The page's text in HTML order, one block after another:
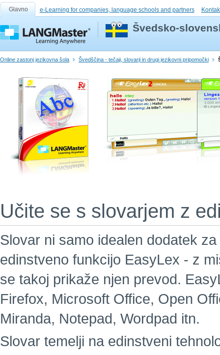
Glavno e-Learning for companies, language schools and partners
Švedsko-
Online zastonj jezikovna šola Švedščina - tečaji, slovarji in drugi jezikovni pripomočki
Učite se s slovarjem z
Slovar ni samo idealen dodatek
edinstveno funkcijo EasyLex - z
se takoj prikaže njen prevod.
Firefox, Microsoft Office, Open
Miranda, Notepad, Wordpad itn.
Slovar temelji na edinstveni